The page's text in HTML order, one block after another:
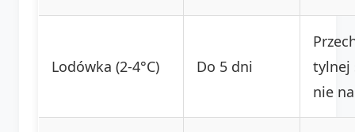
Lodówka (2-4°C) Do 5 dni
tylnej
nie